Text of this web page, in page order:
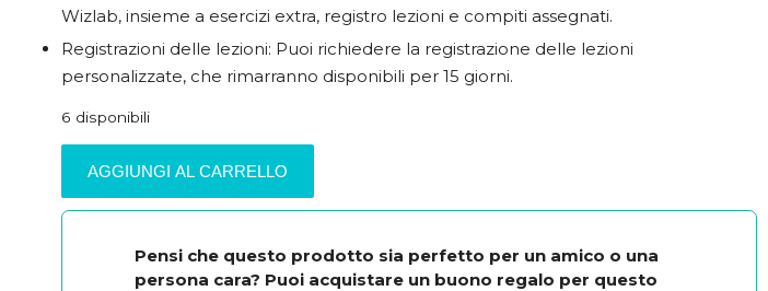
Wizlab, insieme a esercizi extra, registro lezioni e compiti assegnati.
Registrazioni delle lezioni: Puoi richiedere la registrazione delle lezioni
personalizzate, che rimarranno disponibili per 15 giorni.
6 disponibili
Masterclass
8
AGGIUNGI AL CARRELLO
Pensi che questo prodotto sia perfetto per un amico o una
persona cara? Puoi acquistare un buono regalo per questo